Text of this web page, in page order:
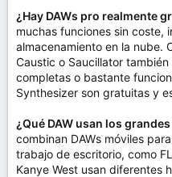
¿Hay DAWs pro realmente
muchas funciones sin coste,
almacenamiento en la nube.
Caustic o Saucillator
completas o bastante
Synthesizer son gratuitas y
¿Qué DAW usan los
combinan DAWs móviles
trabajo de escritorio, como
Kanye West usan diferentes